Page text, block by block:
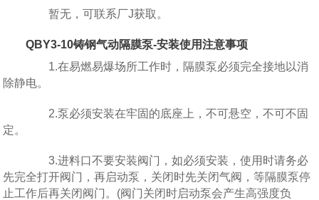
暂无，可联系厂J获取。
QBY3-10铸钢气动隔膜泵-安装使用注意事项
1.在易燃易爆场所工作时，隔膜泵必须完全接地以消
除静电。
2.泵必须安装在牢固的底座上，不可悬空，不可不固
定。
3.进料口不要安装阀门，如必须安装，使用时请务必
先完全打开阀门，再启动泵，关闭时先关闭气阀，等隔膜泵停
止工作后再关闭阀门。(阀门关闭时启动泵会产生高强度负